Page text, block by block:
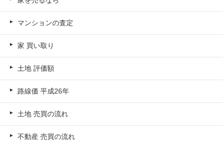
マンションの査定
家 買い取り
土地 評価額
路線価 平成26年
土地 売買の流れ
不動産 売買の流れ